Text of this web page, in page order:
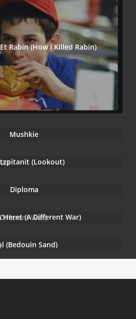
Rabin (How I Kil­led Rabin)
Mush­kie
(Loo­kout)
Diplo­ma
(A Dif­fe­rent War)
(Bedouin Sand)